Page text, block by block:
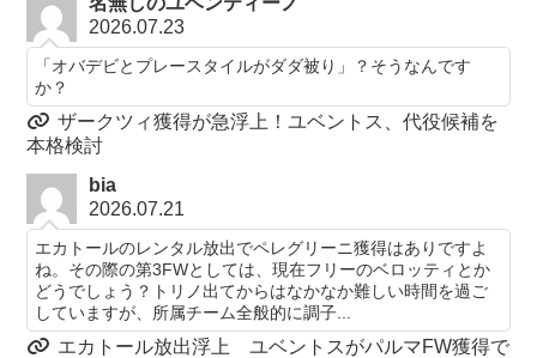
2026.07.23
「オバデビとプレースタイルがダダ被り」？そうなんです
か？
ザークツィ獲得が急浮上！ユベントス、代役候補を
本格検討
bia
2026.07.21
エカトールのレンタル放出でペレグリーニ獲得はありですよ
ね。その際の第3FWとしては、現在フリーのベロッティとか
どうでしょう？トリノ出てからはなかなか難しい時間を過ご
していますが、所属チーム全般的に調子...
エカトール放出浮上 ユベントスがパルマFW獲得で